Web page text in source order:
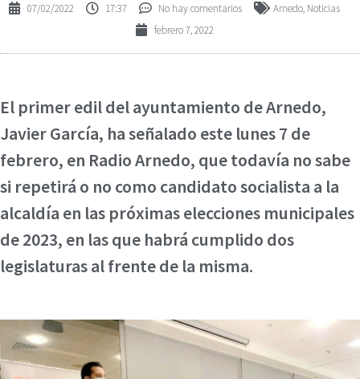
07/02/2022 17:37 No hay comentarios Arnedo, Noticias
febrero 7, 2022
El primer edil del ayuntamiento de Arnedo,
Javier García, ha señalado este lunes 7 de
febrero, en Radio Arnedo, que todavía no sabe
si repetirá o no como candidato socialista a la
alcaldía en las próximas elecciones municipales
de 2023, en las que habrá cumplido dos
legislaturas al frente de la misma.